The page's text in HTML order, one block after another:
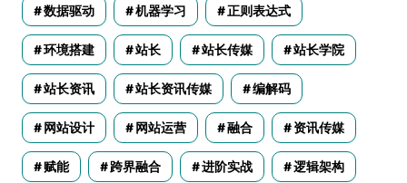
数据驱动 机器学习 正则表达式
环境搭建 站长 站长传媒 站长学院
站长资讯 站长资讯传媒 编解码
网站设计 网站运营 融合 资讯传媒
赋能 跨界融合 进阶实战 逻辑架构